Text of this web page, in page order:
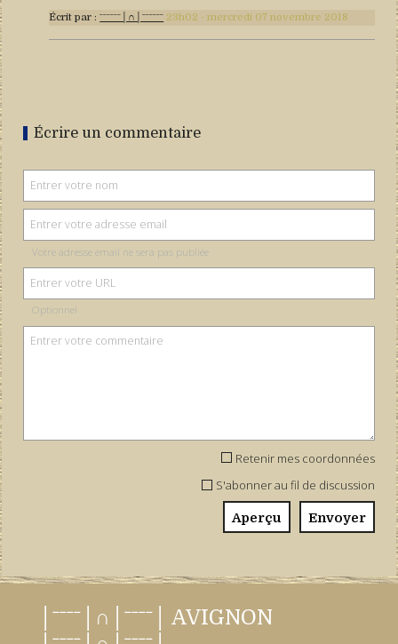
Écrit par :ˉˉˉˉˉˉ│∩│ˉˉˉˉˉˉ 23h02 -mercredi 07 novembre 2018
Écrire un commentaire
Votre adresse email ne sera pas publiée
Optionnel
Retenir mes coordonnées
S'abonner au fil de discussion
│ˉˉˉˉ│∩│ˉˉˉˉ│ AVIGNON